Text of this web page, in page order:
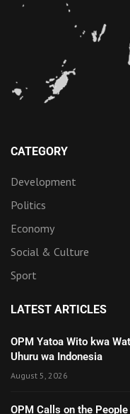
CATEGORY
Development
Politics
Economy
Social & Culture
Sport
LATEST ARTICLES
OPM Yatoa Wito kwa
Uhuru wa Indonesia
August 5, 2026
OPM Calls on the